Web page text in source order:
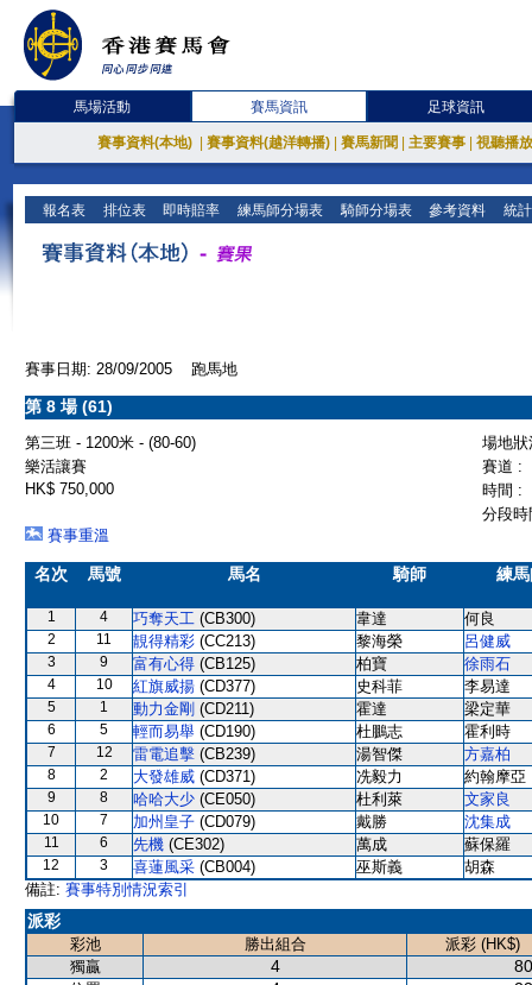
馬場活動 賽馬資訊 足球資訊
賽事資料(本地) 賽事資料(越洋轉播) 賽馬新聞 主要賽事 視聽播
報名表 排位表 即時賠率 練馬師分場表 騎師分場表 參考資料 統
賽事日期: 28/09/2005 跑馬地
第 8 場 (61)
第三班 - 1200米 - (80-60)
場地
樂活讓賽
賽道 :
HK$ 750,000
時間 :
分段
賽事重溫
名次 馬號 馬名 騎師 練
1 4 巧奪天工 (CB300) 韋達 何良
2 11 靚得精彩 (CC213) 黎海榮 呂健威
3 9 富有心得 (CB125) 柏寶 徐雨石
4 10 紅旗威揚 (CD377) 史科菲 李易達
5 1 動力金剛 (CD211) 霍達 梁定華
6 5 輕而易舉 (CD190) 杜鵬志 霍利時
7 12 雷電追擊 (CB239) 湯智傑 方嘉柏
8 2 大發雄威 (CD371) 冼毅力 約翰摩亞
9 8 哈哈大少 (CE050) 杜利萊 文家良
10 7 加州皇子 (CD079) 戴勝 沈集成
11 6 先機 (CE302) 萬成 蘇保羅
12 3 喜蓮風采 (CB004) 巫斯義
胡森
備註: 賽事特別情況索引
派彩
彩池 勝出組合
派彩 (HK$)
獨贏
4